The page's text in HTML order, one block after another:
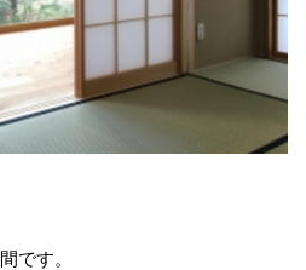
です。